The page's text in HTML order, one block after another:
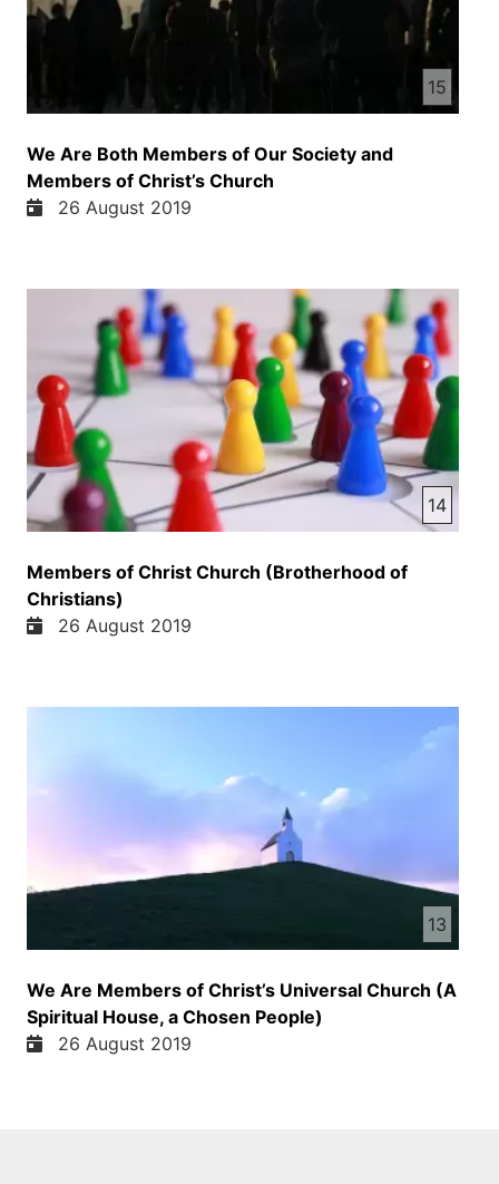
15
We Are Both Members of Our Society and
Members of Christ’s Church
26 August 2019
14
Members of Christ Church (Brotherhood of
Christians)
26 August 2019
13
We Are Members of Christ’s Universal Church (A
Spiritual House, a Chosen People)
26 August 2019